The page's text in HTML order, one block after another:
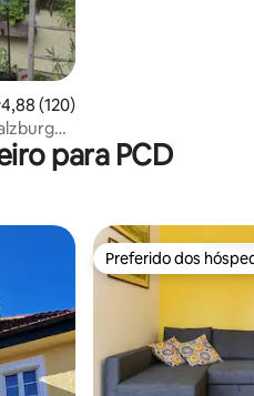
de uma avaliação média de 5,
4,88 (120)
para PCD
hóspedes Preferido dos
Preferido dos